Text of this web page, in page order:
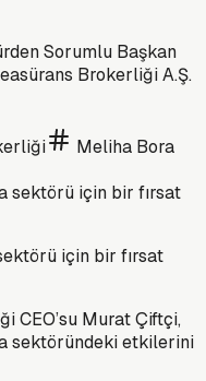
Sorumlu Başkan
Brokerliği A.Ş.
Meliha Bora
için bir fırsat
CEO’su Murat Çiftçi,
sektöründeki etkilerini